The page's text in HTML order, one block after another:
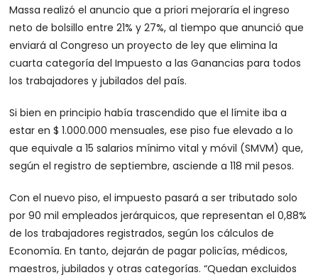
Massa realizó el anuncio que a priori mejoraría el ingreso
neto de bolsillo entre 21% y 27%, al tiempo que anunció que
enviará al Congreso un proyecto de ley que elimina la
cuarta categoría del Impuesto a las Ganancias para todos
los trabajadores y jubilados del país.
Si bien en principio había trascendido que el límite iba a
estar en $ 1.000.000 mensuales, ese piso fue elevado a lo
que equivale a 15 salarios mínimo vital y móvil (SMVM) que,
según el registro de septiembre, asciende a 118 mil pesos.
Con el nuevo piso, el impuesto pasará a ser tributado solo
por 90 mil empleados jerárquicos, que representan el 0,88%
de los trabajadores registrados, según los cálculos de
Economía. En tanto, dejarán de pagar policías, médicos,
maestros, jubilados y otras categorías. “Quedan excluidos